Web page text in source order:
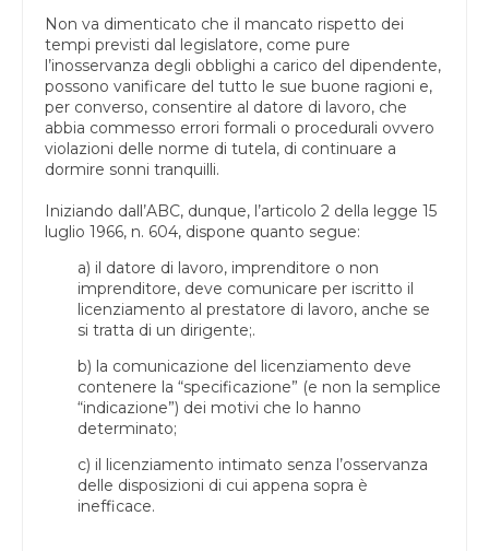
Non va dimenticato che il mancato rispetto dei
tempi previsti dal legislatore, come pure
l’inosservanza degli obblighi a carico del dipendente,
possono vanificare del tutto le sue buone ragioni e,
per converso, consentire al datore di lavoro, che
abbia commesso errori formali o procedurali ovvero
violazioni delle norme di tutela, di continuare a
dormire sonni tranquilli.
Iniziando dall’ABC, dunque, l’articolo 2 della legge 15
luglio 1966, n. 604, dispone quanto segue:
a) il datore di lavoro, imprenditore o non
imprenditore, deve comunicare per iscritto il
licenziamento al prestatore di lavoro, anche se
si tratta di un dirigente;.
b) la comunicazione del licenziamento deve
contenere la “specificazione” (e non la semplice
“indicazione”) dei motivi che lo hanno
determinato;
c) il licenziamento intimato senza l’osservanza
delle disposizioni di cui appena sopra è
inefficace.